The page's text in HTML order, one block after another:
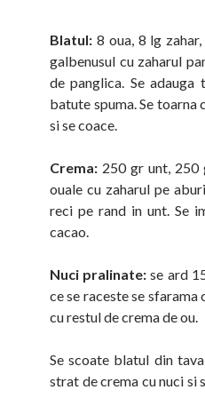
Blatul: 8 oua, 8 lg
galbenusul cu zaharul
de panglica. Se
batute spuma. Se
si se coace.
Crema: 250 gr unt, 250
ouale cu zaharul pe
reci pe rand in unt. Se
cacao.
Nuci pralinate: se ard
ce se raceste se sfarama
cu restul de crema de ou.
Se scoate blatul din
strat de crema cu nuci si